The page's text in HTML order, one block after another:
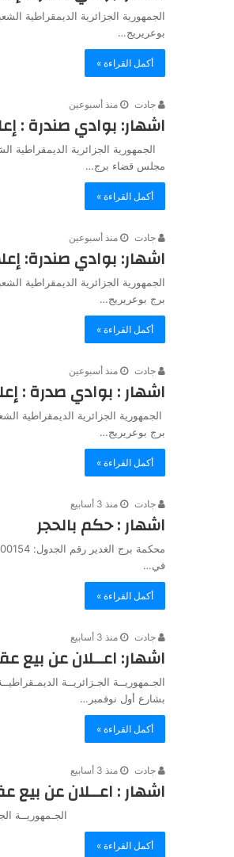
الجمهورية الجزائرية الديمقراطية
بوعريريج…
أكمل القراءة »
جادت منذ أسبوعين
اشهار: بوادي صندرة :
الجمهورية الجزائرية الديمقراطية
مجلس قضاء برج…
أكمل القراءة »
جادت منذ أسبوعين
اشهار: بوادي صندرة:
الجمهورية الجزائرية الديمقراطية
برج بوعريريج…
أكمل القراءة »
جادت منذ أسبوعين
اشهار : بوادي صدرة :
الجمهورية الجزائرية الديمقراطية
برج بوعريريج…
أكمل القراءة »
جادت منذ 3 أسابيع
اشهار : حكم بالحجر
في…
أكمل القراءة »
جادت منذ 3 أسابيع
اشهار: اعــلان عن بيع
الجـمهوريــة الجـزائريــة
بشارع أول نوفمبر…
أكمل القراءة »
جادت منذ 3 أسابيع
اشهار : اعــلان عن بيع
الجـمهوريــة الجـزائريــة
أكمل القراءة »